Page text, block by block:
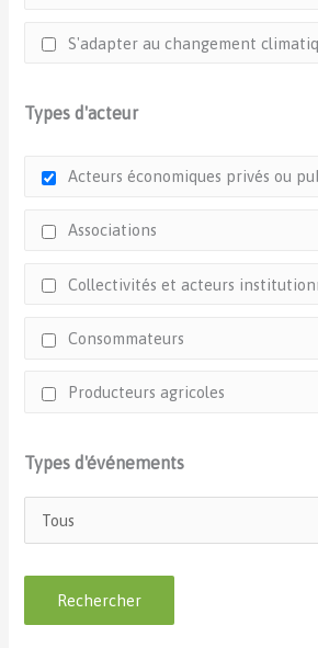
S'adapter au changement
Types d'acteur
Acteurs économiques privés ou
Associations
Collectivités et acteurs
Consommateurs
Producteurs agricoles
Types d'événements